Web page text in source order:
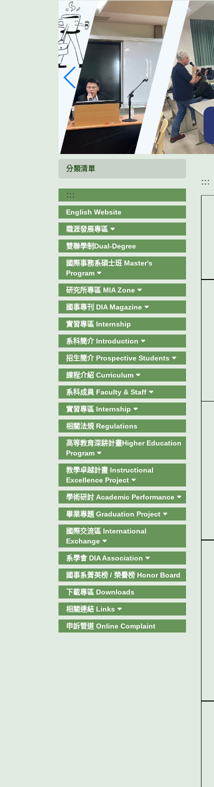
分類清單
:::
English Website
職涯發展專區
雙聯學制Dual-Degree
國際事務系碩士班 Master's
Program
研究所專區 MIA Zone
國事專刊 DIA Magazine
實習專區 Internship
系科簡介 Introduction
招生簡介 Prospective Students
課程介紹 Curriculum
系科成員 Faculty & Staff
實習專區 Internship
相關法規 Regulations
高等教育深耕計畫Higher Education
Program
教學卓越計畫 Instructional
Excellence Project
學術研討 Academic Performance
畢業專題 Graduation Project
國際交流區 International
Exchange
系學會 DIA Association
國事系菁英榜 / 榮譽榜 Honor Board
下載專區 Downloads
相關連結 Links
申訴管道 Online Complaint
:::